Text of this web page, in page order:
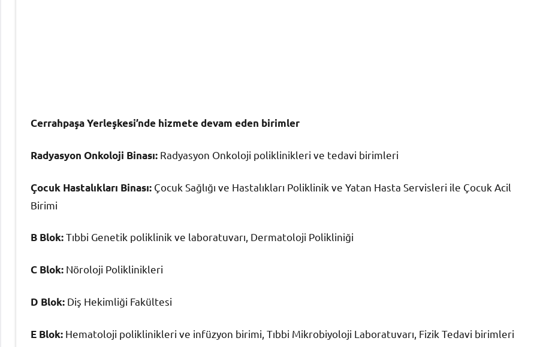
Cerrahpaşa Yerleşkesi’nde hizmete devam eden birimler
Radyasyon Onkoloji Binası: Radyasyon Onkoloji poliklinikleri ve tedavi birimleri
Çocuk Hastalıkları Binası: Çocuk Sağlığı ve Hastalıkları Poliklinik ve Yatan Hasta Servisleri ile Çocuk Acil
Birimi
B Blok:Tıbbi Genetik poliklinik ve laboratuvarı, Dermatoloji Polikliniği
C Blok: Nöroloji Poliklinikleri
D Blok: Diş Hekimliği Fakültesi
E Blok: Hematoloji poliklinikleri ve infüzyon birimi, Tıbbi Mikrobiyoloji Laboratuvarı, Fizik Tedavi birimleri